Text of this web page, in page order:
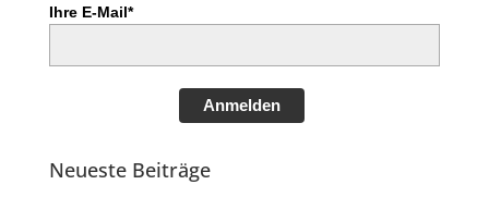
Ihre E-Mail*
Anmelden
Neueste Beiträge